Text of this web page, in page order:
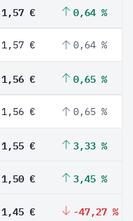
1,57 € 0,64 %
1,57 € 0,64 %
1,56 € 0,65 %
1,56 € 0,65 %
1,55 € 3,33 %
1,50 € 3,45 %
1,45 € -47,27 %